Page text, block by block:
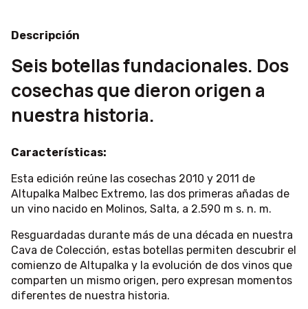
Descripción
Seis botellas fundacionales. Dos
cosechas que dieron origen a
nuestra historia.
Características:
Esta edición reúne las cosechas 2010 y 2011 de
Altupalka Malbec Extremo, las dos primeras añadas de
un vino nacido en Molinos, Salta, a 2.590 m s. n. m.
Resguardadas durante más de una década en nuestra
Cava de Colección, estas botellas permiten descubrir el
comienzo de Altupalka y la evolución de dos vinos que
comparten un mismo origen, pero expresan momentos
diferentes de nuestra historia.